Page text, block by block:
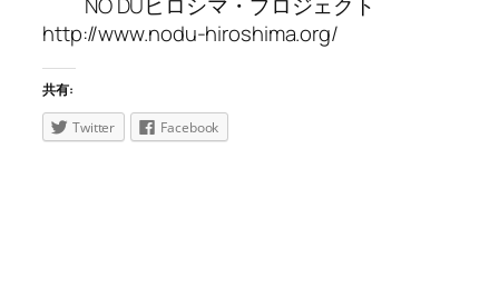
http://www.nodu-hiroshima.org/
共有:
Twitter
Facebook